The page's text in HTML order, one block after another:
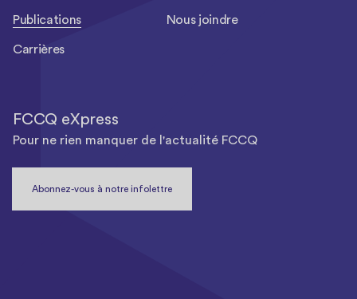
Publications Nous joindre
Carrières
FCCQ eXpress
Pour ne rien manquer de l'actualité FCCQ
Abonnez-vous à notre infolettre